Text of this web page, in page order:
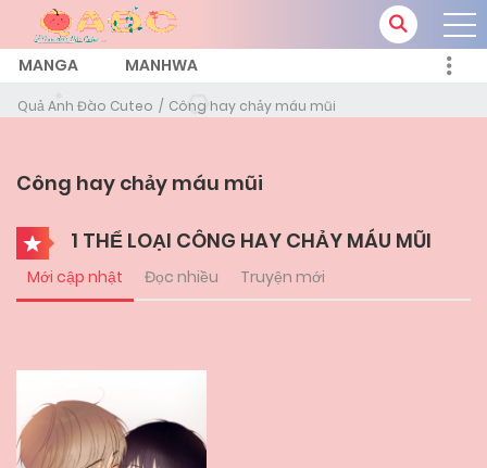
MANGA MANHWA
Quả Anh Đào Cuteo Công hay chảy máu mũi
Công hay chảy máu mũi
1 THỂ LOẠI CÔNG HAY CHẢY MÁU MŨI
Mới cập nhật Đọc nhiều Truyện mới